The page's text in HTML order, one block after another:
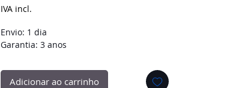
IVA incl.
Envio: 1 dia
Garantia: 3 anos
Adicionar ao carrinho